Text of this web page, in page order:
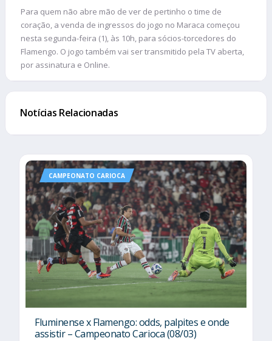
Para quem não abre mão de ver de pertinho o time de
coração, a venda de ingressos do jogo no Maraca começou
nesta segunda-feira (1), às 10h, para sócios-torcedores do
Flamengo. O jogo também vai ser transmitido pela TV aberta,
por assinatura e Online.
Notícias Relacionadas
CAMPEONATO CARIOCA
Fluminense x Flamengo: odds, palpites e onde
assistir – Campeonato Carioca (08/03)